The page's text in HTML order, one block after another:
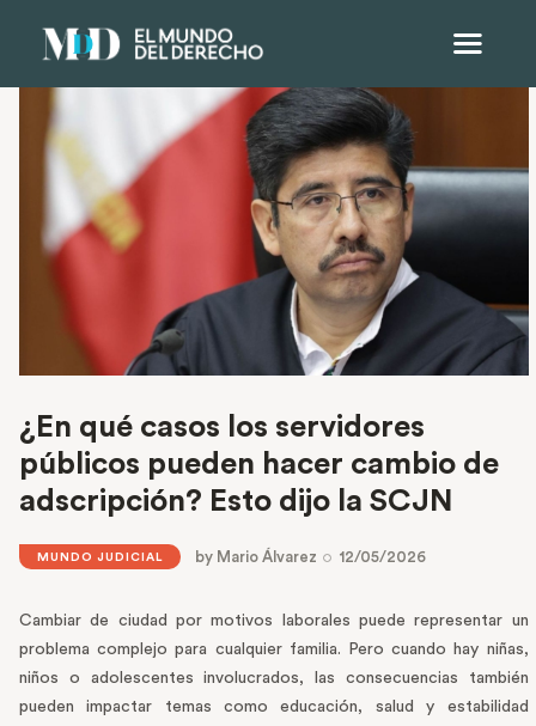
¿En qué casos los servidores
públicos pueden hacer cambio de
adscripción? Esto dijo la SCJN
MUNDO JUDICIAL by Mario Álvarez 12/05/2026
Cambiar de ciudad por motivos laborales puede representar un
problema complejo para cualquier familia. Pero cuando hay niñas,
niños o adolescentes involucrados, las consecuencias también
pueden impactar temas como educación, salud y estabilidad